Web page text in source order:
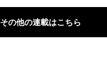
その他の連載はこちら